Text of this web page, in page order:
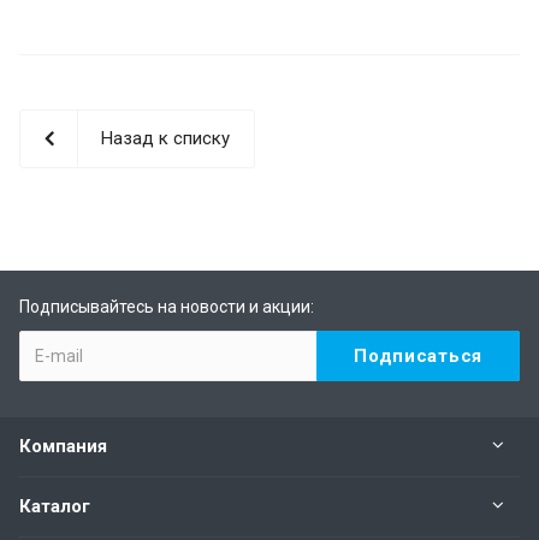
Назад к списку
Подписывайтесь на новости и акции:
Компания
Каталог